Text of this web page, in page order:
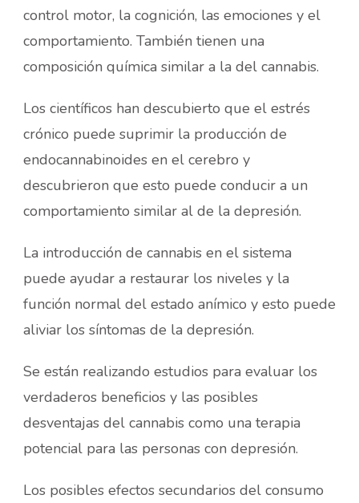
control motor, la cognición, las emociones y el
comportamiento. También tienen una
composición química similar a la del cannabis.
Los científicos han descubierto que el estrés
crónico puede suprimir la producción de
endocannabinoides en el cerebro y
descubrieron que esto puede conducir a un
comportamiento similar al de la depresión.
La introducción de cannabis en el sistema
puede ayudar a restaurar los niveles y la
función normal del estado anímico y esto puede
aliviar los síntomas de la depresión.
Se están realizando estudios para evaluar los
verdaderos beneficios y las posibles
desventajas del cannabis como una terapia
potencial para las personas con depresión.
Los posibles efectos secundarios del consumo